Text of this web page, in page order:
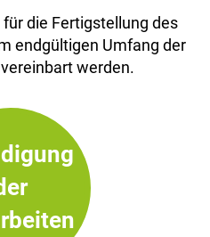
die Fertigstellung des
endgültigen Umfang der
werden.